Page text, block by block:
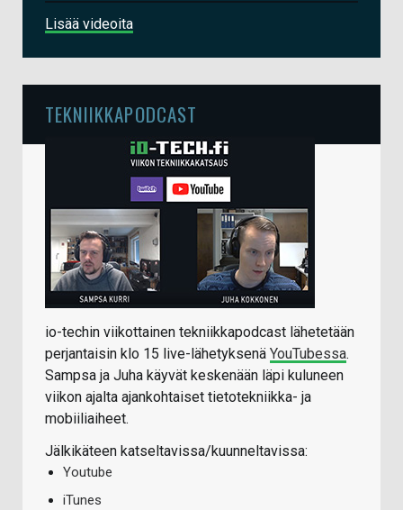
Lisää videoita
TEKNIIKKAPODCAST
io-techin viikottainen tekniikkapodcast lähetetään
perjantaisin klo 15 live-lähetyksenä YouTubessa.
Sampsa ja Juha käyvät keskenään läpi kuluneen
viikon ajalta ajankohtaiset tietotekniikka- ja
mobiiliaiheet.
Jälkikäteen katseltavissa/kuunneltavissa:
Youtube
iTunes